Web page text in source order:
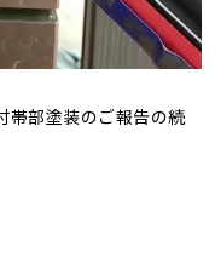
帯部塗装のご報告の続